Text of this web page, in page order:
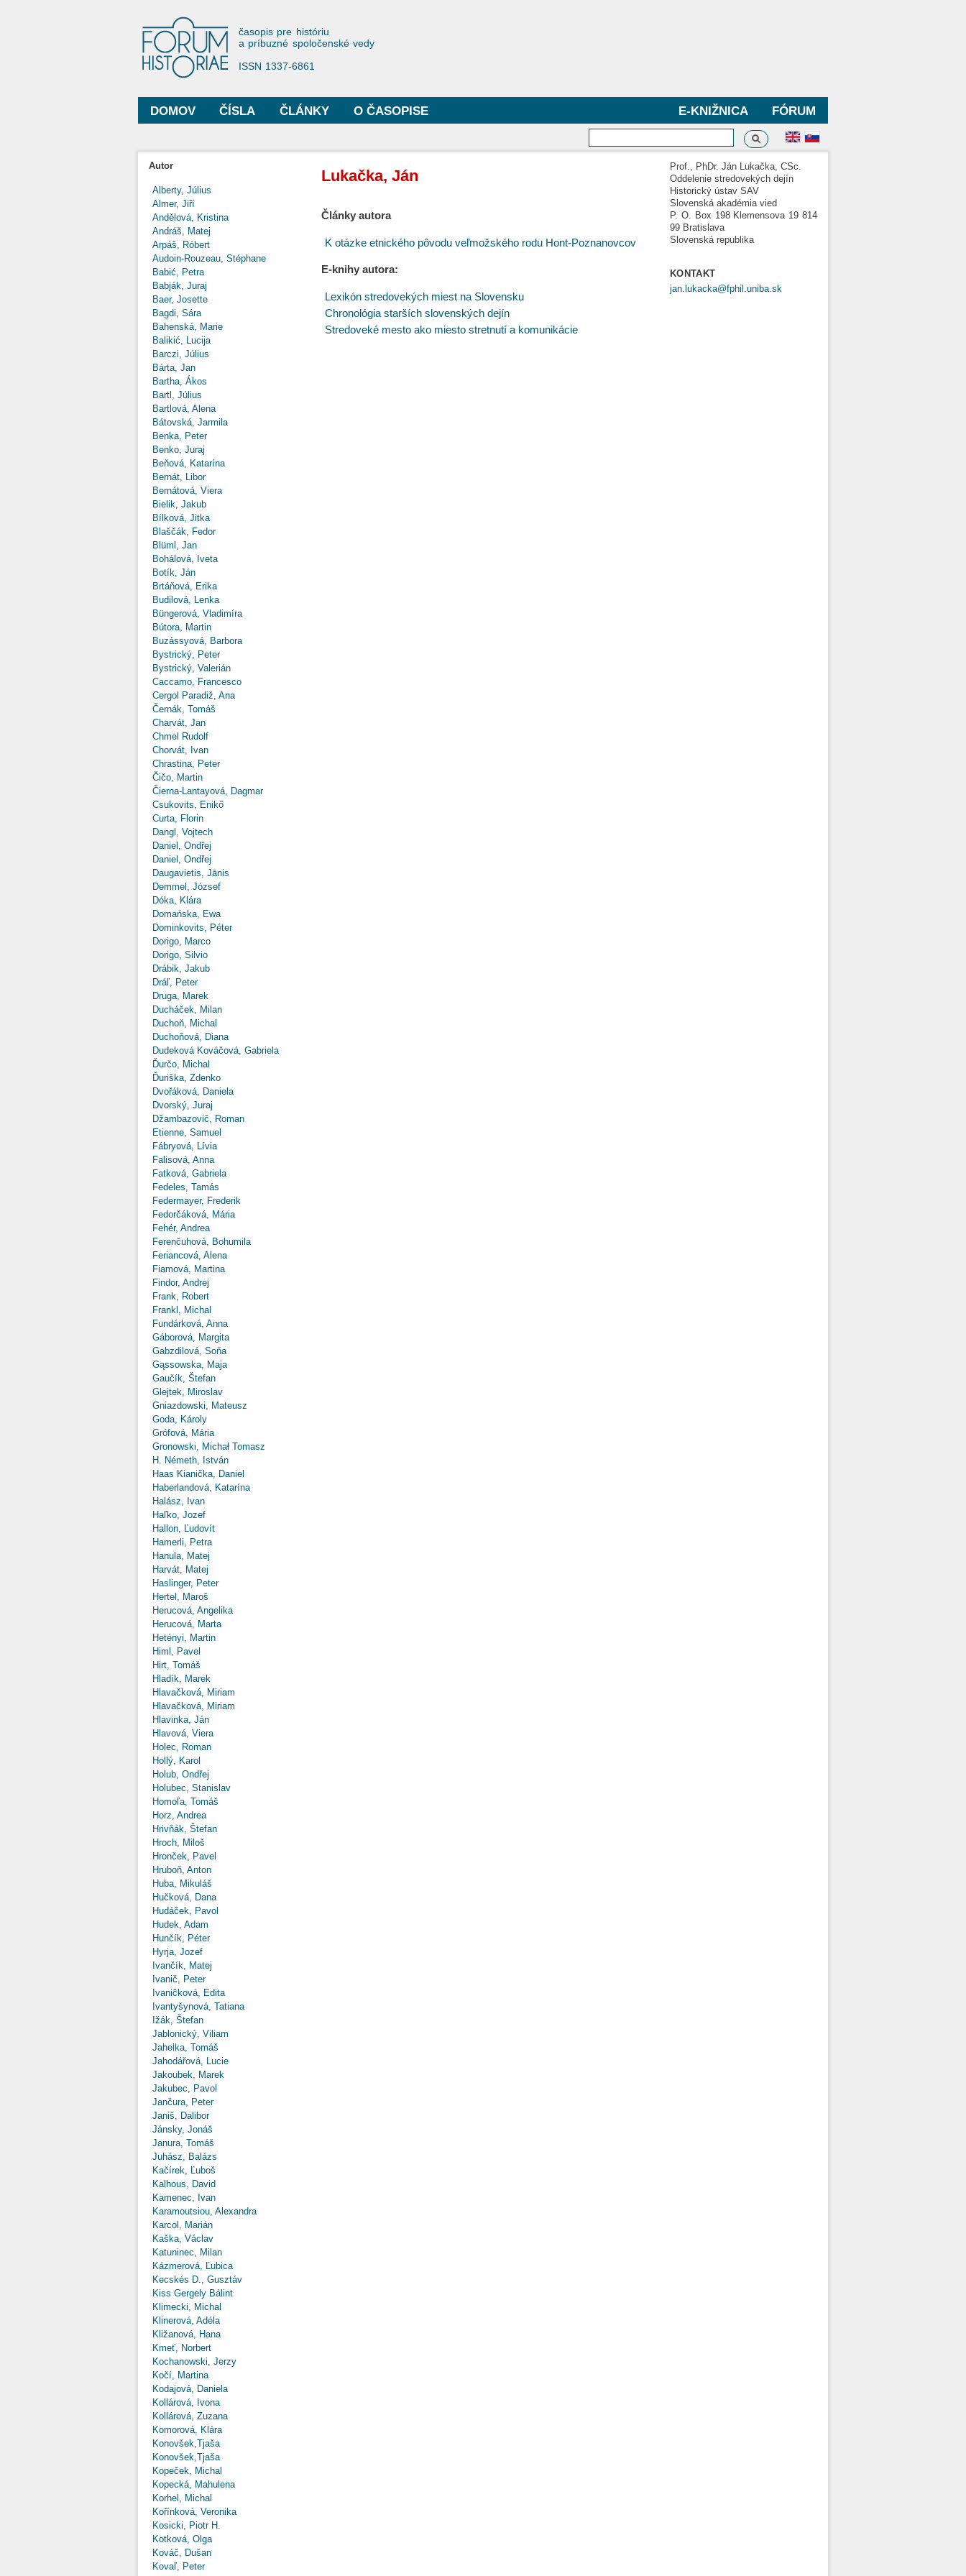
Forum Historiae
časopis pre históriu
a príbuzné spoločenské vedy
ISSN 1337-6861
Hlavné menu
DOMOV ČÍSLA ČLÁNKY FÓRUM
E-KNIŽNICA
O ČASOPISE
Vyhľadávanie
Vyhľadávanie
Autor
Alberty, Július
Almer, Jiří
Andělová, Kristina
Andráš, Matej
Arpáš, Róbert
Audoin-Rouzeau, Stéphane
Babić, Petra
Babják, Juraj
Baer, Josette
Bagdi, Sára
Bahenská, Marie
Balikić, Lucija
Barczi, Július
Bárta, Jan
Bartha, Ákos
Bartl, Július
Bartlová, Alena
Bátovská, Jarmila
Benka, Peter
Benko, Juraj
Beňová, Katarína
Bernát, Libor
Bernátová, Viera
Bielik, Jakub
Bílková, Jitka
Blaščák, Fedor
Blüml, Jan
Bohálová, Iveta
Botík, Ján
Brtáňová, Erika
Budilová, Lenka
Büngerová, Vladimíra
Bútora, Martin
Buzássyová, Barbora
Bystrický, Peter
Bystrický, Valerián
Caccamo, Francesco
Cergol Paradiž, Ana
Černák, Tomáš
Charvát, Jan
Chmel Rudolf
Chorvát, Ivan
Chrastina, Peter
Čičo, Martin
Čierna-Lantayová, Dagmar
Csukovits, Enikő
Curta, Florin
Dangl, Vojtech
Daniel, Ondřej
Daniel, Ondřej
Daugavietis, Jānis
Demmel, József
Dóka, Klára
Domańska, Ewa
Dominkovits, Péter
Dorigo, Marco
Dorigo, Silvio
Drábik, Jakub
Dráľ, Peter
Druga, Marek
Ducháček, Milan
Duchoň, Michal
Duchoňová, Diana
Dudeková Kováčová, Gabriela
Ďurčo, Michal
Ďuriška, Zdenko
Dvořáková, Daniela
Dvorský, Juraj
Džambazovič, Roman
Etienne, Samuel
Fábryová, Lívia
Falisová, Anna
Fatková, Gabriela
Fedeles, Tamás
Federmayer, Frederik
Fedorčáková, Mária
Fehér, Andrea
Ferenčuhová, Bohumila
Feriancová, Alena
Fiamová, Martina
Findor, Andrej
Frank, Robert
Frankl, Michal
Fundárková, Anna
Gáborová, Margita
Gabzdilová, Soňa
Gąssowska, Maja
Gaučík, Štefan
Glejtek, Miroslav
Gniazdowski, Mateusz
Goda, Károly
Grófová, Mária
Gronowski, Michał Tomasz
H. Németh, István
Haas Kianička, Daniel
Haberlandová, Katarína
Halász, Ivan
Haľko, Jozef
Hallon, Ľudovít
Hamerli, Petra
Hanula, Matej
Harvát, Matej
Haslinger, Peter
Hertel, Maroš
Herucová, Angelika
Herucová, Marta
Hetényi, Martin
Himl, Pavel
Hirt, Tomáš
Hladík, Marek
Hlavačková, Miriam
Hlavačková, Miriam
Hlavinka, Ján
Hlavová, Viera
Holec, Roman
Hollý, Karol
Holub, Ondřej
Holubec, Stanislav
Homoľa, Tomáš
Horz, Andrea
Hrivňák, Štefan
Hroch, Miloš
Hronček, Pavel
Hruboň, Anton
Huba, Mikuláš
Hučková, Dana
Hudáček, Pavol
Hudek, Adam
Hunčík, Péter
Hyrja, Jozef
Ivančík, Matej
Ivanič, Peter
Ivaničková, Edita
Ivantyšynová, Tatiana
Ižák, Štefan
Jablonický, Viliam
Jahelka, Tomáš
Jahodářová, Lucie
Jakoubek, Marek
Jakubec, Pavol
Jančura, Peter
Janiš, Dalibor
Jánsky, Jonáš
Janura, Tomáš
Juhász, Balázs
Kačírek, Ľuboš
Kalhous, David
Kamenec, Ivan
Karamoutsiou, Alexandra
Karcol, Marián
Kaška, Václav
Katuninec, Milan
Kázmerová, Ľubica
Kecskés D., Gusztáv
Kiss Gergely Bálint
Klimecki, Michal
Klinerová, Adéla
Kližanová, Hana
Kmeť, Norbert
Kochanowski, Jerzy
Kočí, Martina
Kodajová, Daniela
Kollárová, Ivona
Kollárová, Zuzana
Komorová, Klára
Konovšek,Tjaša
Konovšek,Tjaša
Kopeček, Michal
Kopecká, Mahulena
Korhel, Michal
Kořínková, Veronika
Kosicki, Piotr H.
Kotková, Olga
Kováč, Dušan
Kovaľ, Peter
Lukačka, Ján
Články autora
K otázke etnického pôvodu veľmožského rodu Hont-Poznanovcov
E-knihy autora:
Lexikón stredovekých miest na Slovensku
Chronológia starších slovenských dejín
Stredoveké mesto ako miesto stretnutí a komunikácie
Prof., PhDr. Ján Lukačka, CSc.
Oddelenie stredovekých dejín
Historický ústav SAV
Slovenská akadémia vied
P. O. Box 198 Klemensova 19 814
99 Bratislava
Slovenská republika
KONTAKT
jan.lukacka@fphil.uniba.sk